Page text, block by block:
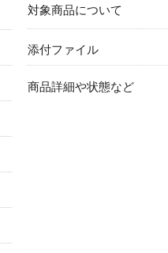
対象商品について
添付ファイル
商品詳細や状態など